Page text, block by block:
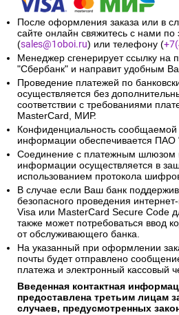
После оформления заказа или в
сайте онлайн свяжитесь с нами по
(sales@1oboi.ru) или телефону (
Менеджер сгенерирует ссылку
"Сбербанк" и направит удобным
Проведение платежей по
осуществляется без
соответствии с требованиями
MasterCard, МИР.
Конфиденциальность сообщаемой
информации обеспечивается ПАО
Соединение с платежным шлюзом
информации осуществляется в
использованием протокола
В случае если Ваш банк
безопасного проведения
Visa или MasterCard Secure Code
также может потребоваться ввод
от обслуживающего банка.
На указанный при оформлении
почты будет отправлено
платежа и электронный кассовый
Введенная контактная
предоставлена третьим лицам
случаев, предусмотренных